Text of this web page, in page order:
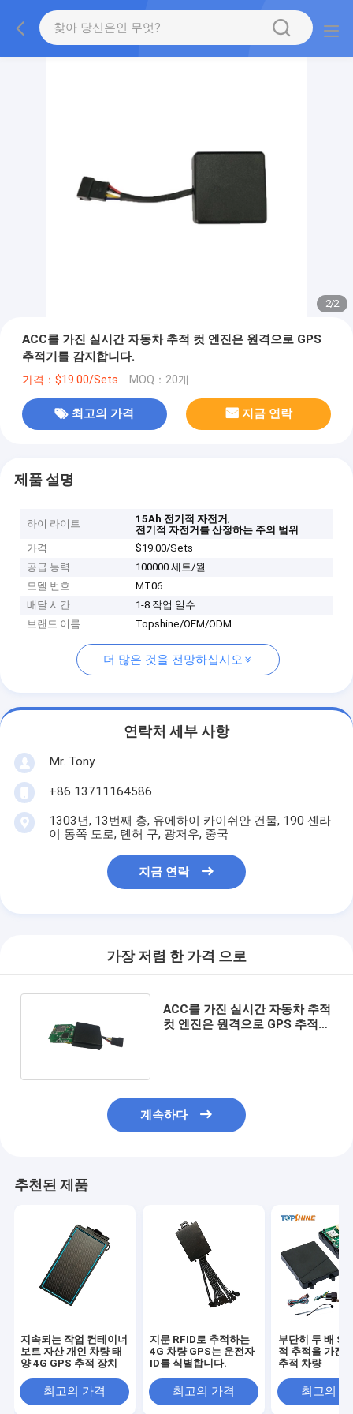
2/2
ACC를 가진 실시간 자동차 추적 컷 엔진은 원격으로 GPS
추적기를 감지합니다.
가격：$19.00/Sets MOQ：20개
최고의 가격 지금 연락
제품 설명
하이 라이트 15Ah 전기적 자전거,
전기적 자전거를 산정하는 주의 범위
가격
$19.00/Sets
공급 능력
100000 세트/월
모델 번호
MT06
배달 시간
1-8 작업 일수
브랜드 이름
Topshine/OEM/ODM
더 많은 것을 전망하십시오
연락처 세부 사항
Mr. Tony
+86 13711164586
1303년, 13번째 층, 유에하이 카이쉬안 건물, 190 셴라
이 동쪽 도로, 톈허 구, 광저우, 중국
지금 연락
가장 저렴 한 가격 으로
ACC를 가진 실시간 자동차 추적
컷 엔진은 원격으로 GPS 추적기
계속하다
추천된 제품
지속되는 작업 컨테이너
보트 자산 개인 차량 태
양 4G GPS 추적 장치
최고의 가격
지문 RFID로 추적하는
4G 차량 GPS는 운전자
ID를 식별합니다.
최고의 가격
부단히 두 배
적 추적을 가진
추적 차량
최고의